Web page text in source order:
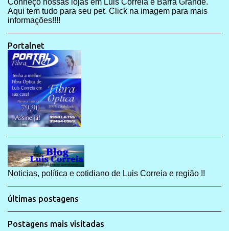
Conheço nossas lojas em Luis Correia e Barra Grande.
Aqui tem tudo para seu pet. Click na imagem para mais
informações!!!!
Portalnet
Noticias, política e cotidiano de Luis Correia e região !!
últimas postagens
Postagens mais visitadas